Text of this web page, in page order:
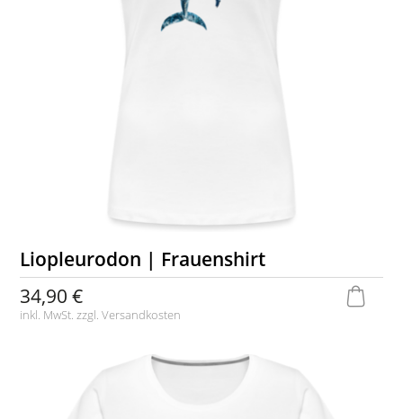
Liopleurodon | Frauenshirt
34,90 €
inkl. MwSt. zzgl.Versandkosten